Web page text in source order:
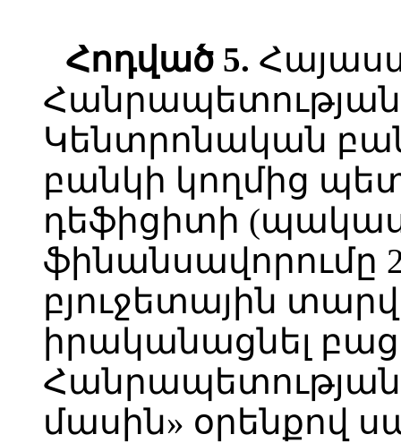
Հոդված 5.
Կենտրոնական
բանկի կողմից
դեֆիցիտի
ֆինանսավորումը
բյուջետային
իրականացնել
մասին» օրենքով